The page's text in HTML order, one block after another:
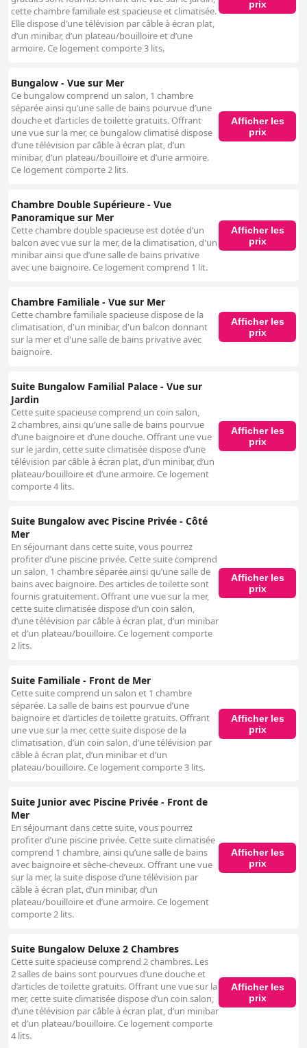
cette chambre familiale est spacieuse et climatisée.
Elle dispose d’une télévision par câble à écran plat,
d’un minibar, d’un plateau/bouilloire et d’une
armoire. Ce logement comporte 3 lits.
prix
Bungalow - Vue sur Mer
Ce bungalow comprend un salon, 1 chambre
séparée ainsi qu’une salle de bains pourvue d’une
douche et d’articles de toilette gratuits. Offrant
une vue sur la mer, ce bungalow climatisé dispose
d’une télévision par câble à écran plat, d’un
minibar, d’un plateau/bouilloire et d’une armoire.
Ce logement comporte 2 lits.
Afficher les
prix
Chambre Double Supérieure - Vue
Panoramique sur Mer
Cette chambre double spacieuse est dotée d’un
balcon avec vue sur la mer, de la climatisation, d'un
minibar ainsi que d’une salle de bains privative
avec une baignoire. Ce logement comprend 1 lit.
Afficher les
prix
Chambre Familiale - Vue sur Mer
Cette chambre familiale spacieuse dispose de la
climatisation, d'un minibar, d'un balcon donnant
sur la mer et d'une salle de bains privative avec
baignoire.
Afficher les
prix
Suite Bungalow Familial Palace - Vue sur
Jardin
Cette suite spacieuse comprend un coin salon,
2 chambres, ainsi qu’une salle de bains pourvue
d’une baignoire et d’une douche. Offrant une vue
sur le jardin, cette suite climatisée dispose d’une
télévision par câble à écran plat, d’un minibar, d’un
plateau/bouilloire et d’une armoire. Ce logement
comporte 4 lits.
Afficher les
prix
Suite Bungalow avec Piscine Privée - Côté
Mer
En séjournant dans cette suite, vous pourrez
profiter d’une piscine privée. Cette suite comprend
un salon, 1 chambre séparée ainsi qu’une salle de
bains avec baignoire. Des articles de toilette sont
fournis gratuitement. Offrant une vue sur la mer,
cette suite climatisée dispose d’un coin salon,
d’une télévision par câble à écran plat, d’un minibar
et d’un plateau/bouilloire. Ce logement comporte
2 lits.
Afficher les
prix
Suite Familiale - Front de Mer
Cette suite comprend un salon et 1 chambre
séparée. La salle de bains est pourvue d’une
baignoire et d’articles de toilette gratuits. Offrant
une vue sur la mer, cette suite dispose de la
climatisation, d’un coin salon, d’une télévision par
câble à écran plat, d’un minibar et d’un
plateau/bouilloire. Ce logement comporte 3 lits.
Afficher les
prix
Suite Junior avec Piscine Privée - Front de
Mer
En séjournant dans cette suite, vous pourrez
profiter d’une piscine privée. Cette suite climatisée
comprend 1 chambre, ainsi qu’une salle de bains
avec baignoire et sèche-cheveux. Offrant une vue
sur la mer, la suite dispose d’une télévision par
câble à écran plat, d’un minibar, d’un
plateau/bouilloire et d’une armoire. Ce logement
comporte 2 lits.
Afficher les
prix
Suite Bungalow Deluxe 2 Chambres
Cette suite spacieuse comprend 2 chambres. Les
2 salles de bains sont pourvues d’une douche et
d’articles de toilette gratuits. Offrant une vue sur la
mer, cette suite climatisée dispose d’un coin salon,
d’une télévision par câble à écran plat, d’un minibar
et d’un plateau/bouilloire. Ce logement comporte
4 lits.
Afficher les
prix